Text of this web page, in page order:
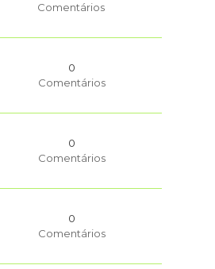
Comentários
0
Comentários
0
Comentários
0
Comentários